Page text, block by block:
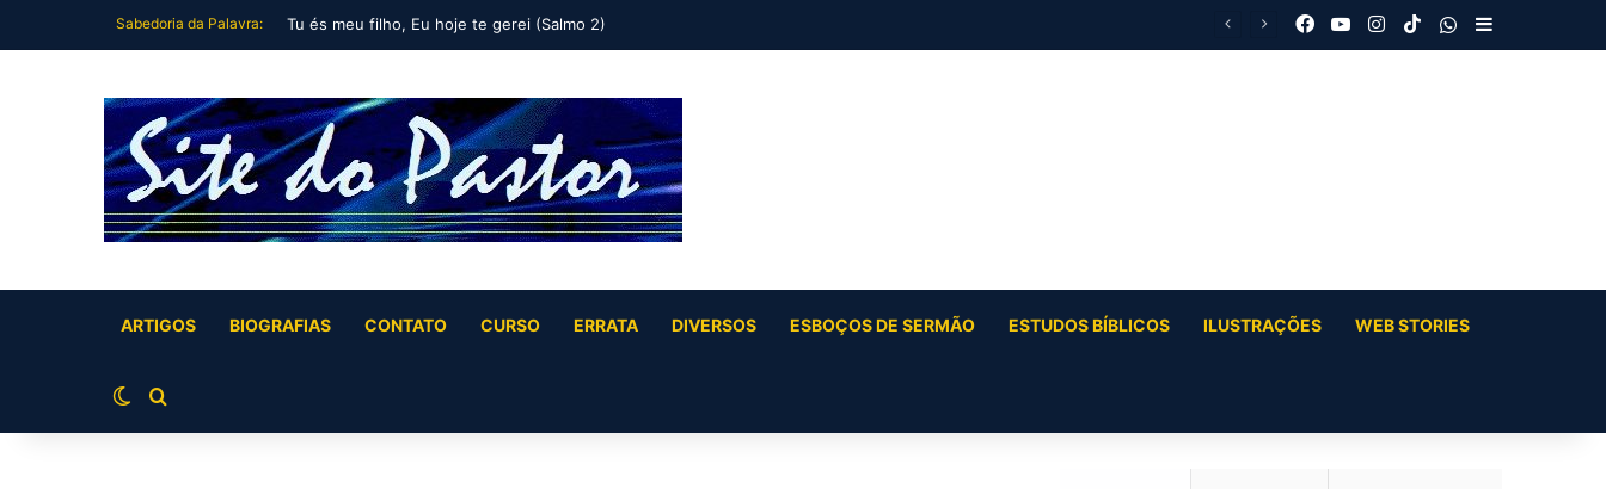
Sabedoria da Palavra: Tu és meu filho, Eu hoje te gerei (Salmo 2) Facebook
YouTubeInstagram
TikTokWhatsApp
Barra Lateral
ARTIGOS BIOGRAFIAS CONTATO CURSO ERRATA DIVERSOS ESBOÇOS DE SERMÃO ESTUDOS BÍBLICOS ILUSTRAÇÕES WEB STORIES
Switch skin
Buscar por